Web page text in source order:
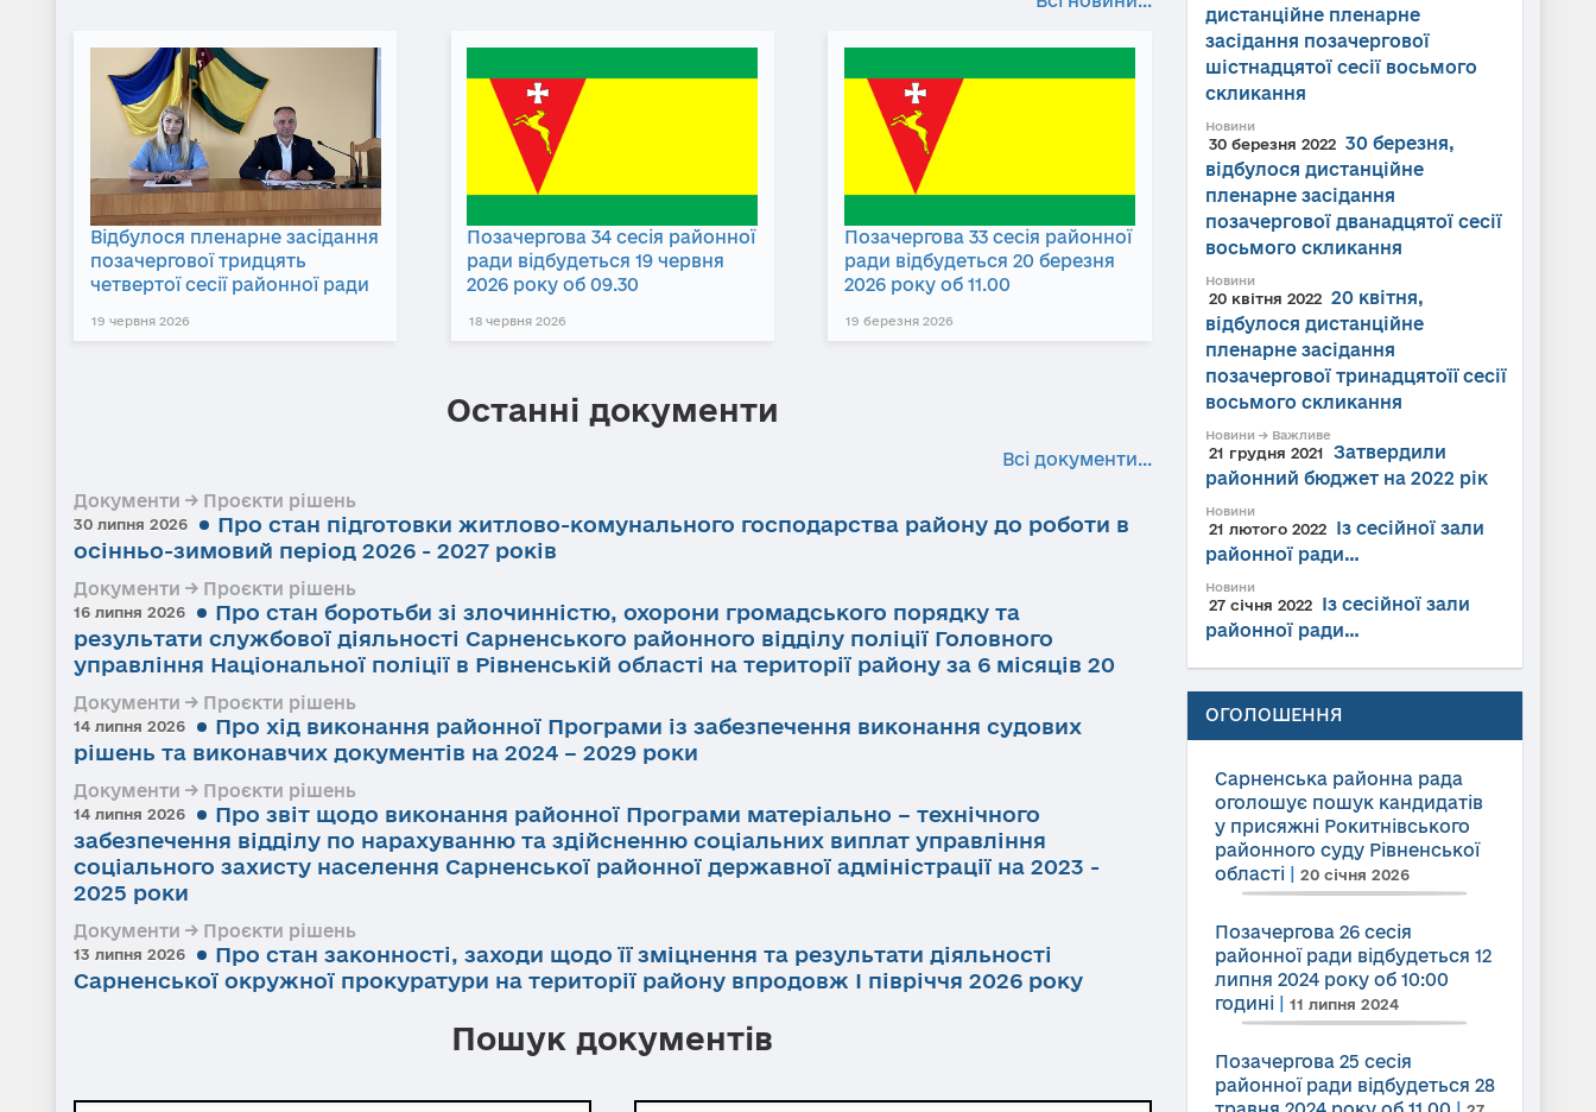
Відбулося пленарне засідання
позачергової тридцять
четвертої сесії районної ради
19 червня 2026
Позачергова 34 сесія районної
ради відбудеться 19 червня
2026 року об 09.30
18 червня 2026
Позачергова 33 сесія районної
ради відбудеться 20 березня
2026 року об 11.00
19 березня 2026
Останні документи
Всі документи...
Документи → Проєкти рішень
30 липня 2026
Про стан підготовки житлово-комунального господарства району до роботи в
осінньо-зимовий період 2026 - 2027 років
Документи → Проєкти рішень
16 липня 2026
Про стан боротьби зі злочинністю, охорони громадського порядку та
результати службової діяльності Сарненського районного відділу поліції Головного
управління Національної поліції в Рівненській області на території району за 6 місяців 20
Документи → Проєкти рішень
14 липня 2026
Про хід виконання районної Програми із забезпечення виконання судових
рішень та виконавчих документів на 2024 – 2029 роки
Документи → Проєкти рішень
14 липня 2026
Про звіт щодо виконання районної Програми матеріально – технічного
забезпечення відділу по нарахуванню та здійсненню соціальних виплат управління
соціального захисту населення Сарненської районної державної адміністрації на 2023 -
2025 роки
Документи → Проєкти рішень
13 липня 2026
Про стан законності, заходи щодо її зміцнення та результати діяльності
Сарненської окружної прокуратури на території району впродовж І півріччя 2026 року
Пошук документів
дистанційне пленарне
засідання позачергової
шістнадцятої сесії восьмого
скликання
Новини
30 березня 2022
30 березня,
відбулося дистанційне
пленарне засідання
позачергової дванадцятої сесії
восьмого скликання
Новини
20 квітня 2022
20 квітня,
відбулося дистанційне
пленарне засідання
позачергової тринадцятоїї сесії
восьмого скликання
Новини → Важливе
21 грудня 2021
Затвердили
районний бюджет на 2022 рік
Новини
21 лютого 2022
Із сесійної зали
районної ради…
Новини
27 січня 2022
Із сесійної зали
районної ради…
ОГОЛОШЕННЯ
Сарненська районна рада
оголошує пошук кандидатів
у присяжні Рокитнівського
районного суду Рівненської
області| 20 січня 2026
Позачергова 26 сесія
районної ради відбудеться 12
липня 2024 року об 10:00
годині| 11 липня 2024
Позачергова 25 сесія
районної ради відбудеться 28